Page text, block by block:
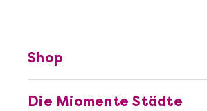
Die Miomente Städte
Shop